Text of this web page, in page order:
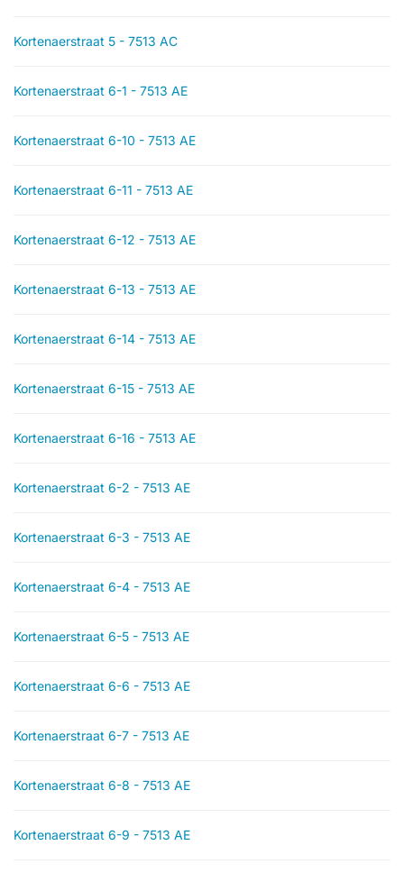
Kortenaerstraat 5 - 7513 AC
Kortenaerstraat 6-1 - 7513 AE
Kortenaerstraat 6-10 - 7513 AE
Kortenaerstraat 6-11 - 7513 AE
Kortenaerstraat 6-12 - 7513 AE
Kortenaerstraat 6-13 - 7513 AE
Kortenaerstraat 6-14 - 7513 AE
Kortenaerstraat 6-15 - 7513 AE
Kortenaerstraat 6-16 - 7513 AE
Kortenaerstraat 6-2 - 7513 AE
Kortenaerstraat 6-3 - 7513 AE
Kortenaerstraat 6-4 - 7513 AE
Kortenaerstraat 6-5 - 7513 AE
Kortenaerstraat 6-6 - 7513 AE
Kortenaerstraat 6-7 - 7513 AE
Kortenaerstraat 6-8 - 7513 AE
Kortenaerstraat 6-9 - 7513 AE